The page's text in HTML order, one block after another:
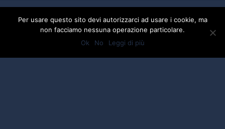
Per usare questo sito devi autorizzarci ad usare i cookie, ma
non facciamo nessuna operazione particolare.
Ok
No Leggi di più